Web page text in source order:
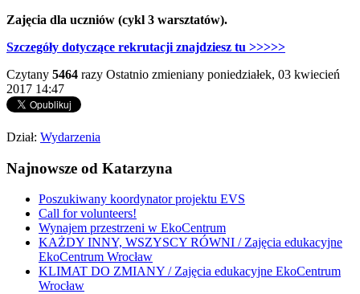
Zajęcia dla uczniów (cykl 3 warsztatów).
Szczegóły dotyczące rekrutacji znajdziesz tu >>>>>
Czytany 5464 razy Ostatnio zmieniany poniedziałek, 03 kwiecień
2017 14:47
Dział: Wydarzenia
Najnowsze od Katarzyna
Poszukiwany koordynator projektu EVS
Call for volunteers!
Wynajem przestrzeni w EkoCentrum
KAŻDY INNY, WSZYSCY RÓWNI / Zajęcia edukacyjne
EkoCentrum Wrocław
KLIMAT DO ZMIANY / Zajęcia edukacyjne EkoCentrum
Wrocław